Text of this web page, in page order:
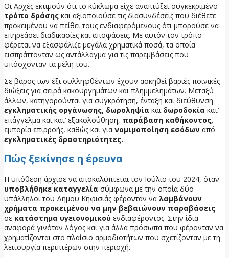
Οι Αρχές εκτιμούν ότι το κύκλωμα είχε αναπτύξει συγκεκριμένο
τρόπο δράσης και αξιοποιούσε τις διασυνδέσεις που διέθετε
προκειμένου να πείθει τους ενδιαφερόμενους ότι μπορούσε να
επηρεάσει διαδικασίες και αποφάσεις. Με αυτόν τον τρόπο
φέρεται να εξασφάλιζε μεγάλα χρηματικά ποσά, τα οποία
εισπράττονταν ως αντάλλαγμα για τις παρεμβάσεις που
υπόσχονταν τα μέλη του.
Σε βάρος των έξι συλληφθέντων έχουν ασκηθεί βαριές ποινικές
διώξεις για σειρά κακουργημάτων και πλημμελημάτων. Μεταξύ
άλλων, κατηγορούνται για συγκρότηση, ένταξη και διεύθυνση
εγκληματικής οργάνωσης, δωροληψία και δωροδοκία κατ’
επάγγελμα και κατ’ εξακολούθηση, παράβαση καθήκοντος,
εμπορία επιρροής, καθώς και για νομιμοποίηση εσόδων από
εγκληματικές δραστηριότητες.
Πώς ξεκίνησε η έρευνα
Η υπόθεση άρχισε να αποκαλύπτεται τον Ιούλιο του 2024, όταν
υποβλήθηκε καταγγελία σύμφωνα με την οποία δύο
υπάλληλοι του Δήμου Κηφισιάς φέρονταν να λαμβάνουν
χρήματα προκειμένου να μην βεβαιώνουν παραβάσεις
σε κατάστημα υγειονομικού ενδιαφέροντος. Στην ίδια
αναφορά γινόταν λόγος και για άλλα πρόσωπα που φέρονταν να
χρηματίζονται στο πλαίσιο αρμοδιοτήτων που σχετίζονταν με τη
λειτουργία περιπτέρων στην περιοχή.